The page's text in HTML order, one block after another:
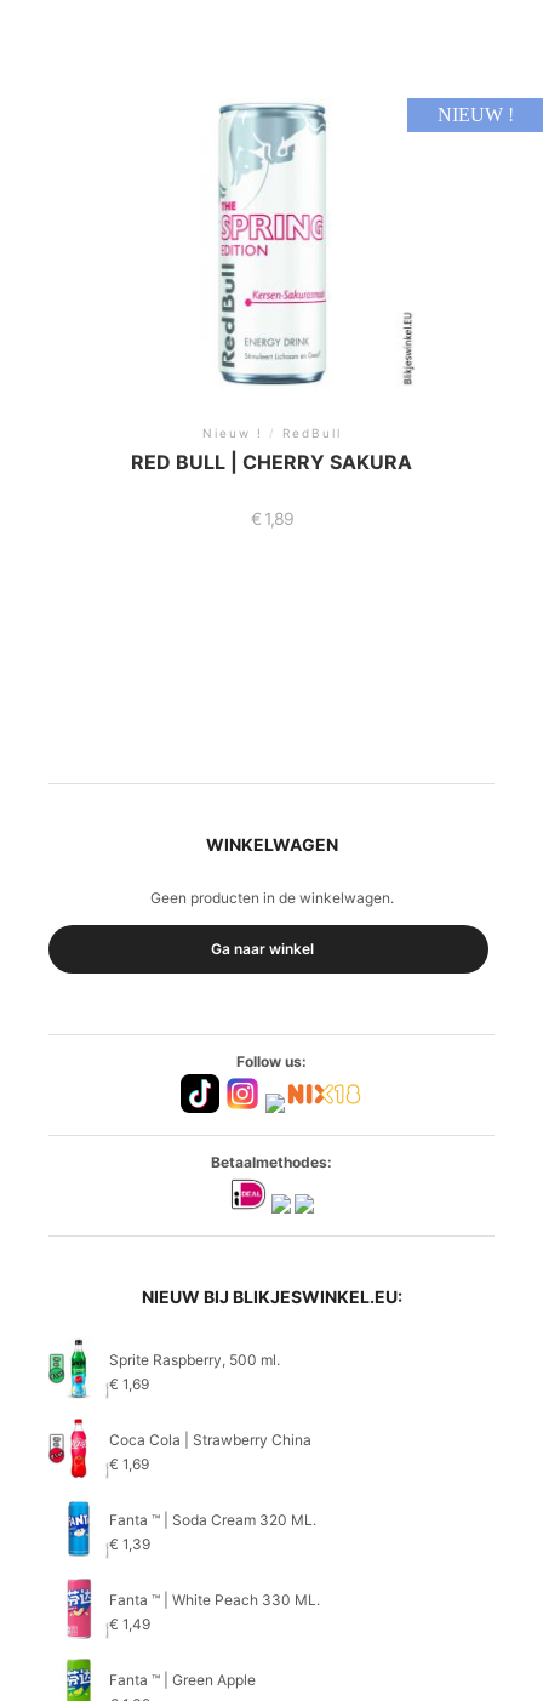
NIEUW !
Nieuw ! / RedBull
RED BULL | CHERRY SAKURA
€1,89
WINKELWAGEN
Geen producten in de winkelwagen.
Ga naar winkel
Follow us:
Betaalmethodes:
NIEUW BIJ BLIKJESWINKEL.EU:
Sprite Raspberry, 500 ml.
€ 1,69
Coca Cola | Strawberry China
€ 1,69
Fanta ™ | Soda Cream 320 ML.
€ 1,39
Fanta ™ | White Peach 330 ML.
€ 1,49
Fanta ™ | Green Apple